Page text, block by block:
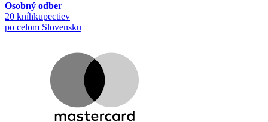
Osobný odber
20 kníhkupectiev
po celom Slovensku